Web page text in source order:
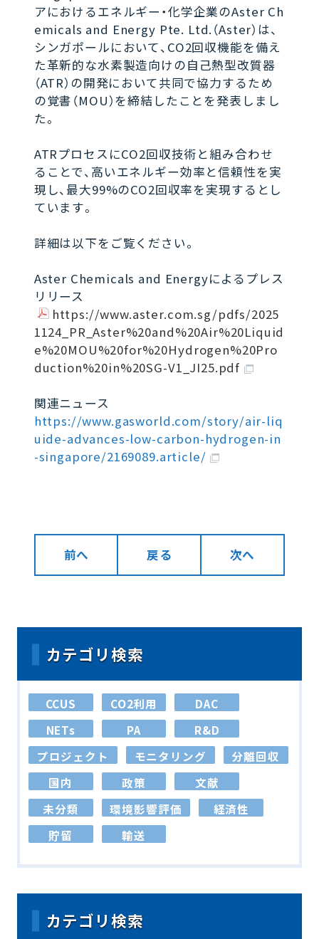
アにおけるエネルギー・化学企業のAster Ch
emicals and Energy Pte. Ltd.（Aster）は、
シンガポールにおいて、CO2回収機能を備え
た革新的な水素製造向けの自己熱型改質器
（ATR）の開発において共同で協力するため
の覚書（MOU）を締結したことを発表しまし
た。
ATRプロセスにCO2回収技術と組み合わせ
ることで、高いエネルギー効率と信頼性を実
現し、最大99%のCO2回収率を実現するとし
ています。
詳細は以下をご覧ください。
Aster Chemicals and Energyによるプレス
リリース
https://www.aster.com.sg/pdfs/2025
1124_PR_Aster%20and%20Air%20Liquid
e%20MOU%20for%20Hydrogen%20Pro
duction%20in%20SG-V1_JI25.pdf
関連ニュース
https://www.gasworld.com/story/air-liq
uide-advances-low-carbon-hydrogen-in
-singapore/2169089.article/
前へ 戻る 次へ
カテゴリ検索
CCUS CO2利用
DAC
NETs
PA
R&D
プロジェクト
モニタリング
分離回収
国内
政策
文献
未分類
環境影響評価
経済性
貯留
輸送
カテゴリ検索